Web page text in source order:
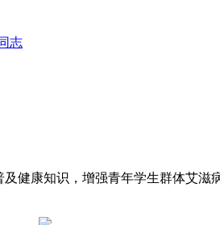
志
康知识，增强青年学生群体艾滋